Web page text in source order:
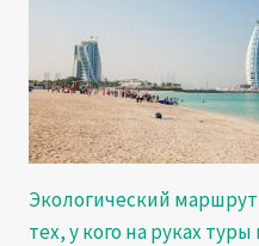
Экологический
тех, у кого на руках